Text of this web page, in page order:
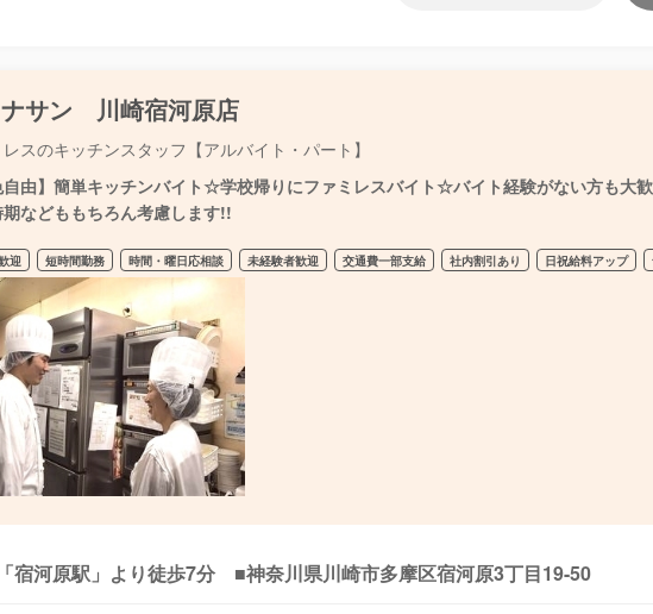
サン 川崎宿河原店
スのキッチンスタッフ【アルバイト・パート】
自由】簡単キッチンバイト☆学校帰りにファミレスバイト☆バイト経験がない方も大
などももちろん考慮します!!
迎 短時間勤務 時間・曜日応相談 未経験者歓迎 交通費一部支給 社内割引あり 日祝給料アップ
宿河原駅」より徒歩7分 ■神奈川県川崎市多摩区宿河原3丁目19-50